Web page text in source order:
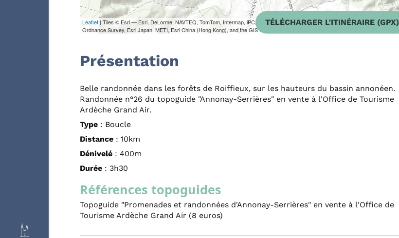
Leaflet | Tiles © Esri — Esri, DeLorme, NAVTEQ, TomTom, Intermap, iPC, USGS, FAO, NPS, NRCAN, GeoBase, Kadaster NL,
Ordnance Survey, Esri Japan, METI, Esri China (Hong Kong), and the GIS User Community
TÉLÉCHARGER L'ITINÉRAIRE (GPX)
Présentation
Belle randonnée dans les forêts de Roiffieux, sur les hauteurs du bassin annonéen.
Randonnée n°26 du topoguide "Annonay-Serrières" en vente à l'Office de Tourisme
Ardèche Grand Air.
Type : Boucle
Distance : 10km
Dénivelé : 400m
Durée : 3h30
Références topoguides
Topoguide "Promenades et randonnées d'Annonay-Serrières" en vente à l'Office de
Tourisme Ardèche Grand Air (8 euros)